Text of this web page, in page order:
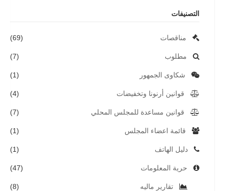
التصنيفات
مناقصات (69)
مطلوب (7)
شكاوى الجمهور (1)
قوانين أرنونا وتخفيضات (4)
قوانين مساعدة للمجلس المحلي (7)
قائمة اعضاء المجلس (1)
دليل الهاتف (1)
حرية المعلومات (47)
تقارير ماليه (8)